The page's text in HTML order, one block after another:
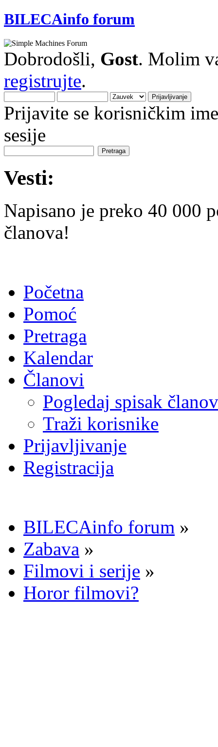
BILECAinfo forum
Dobrodošli, Gost. Molim
registrujte.
Prijavite se korisničkim
sesije
Vesti:
Napisano je preko 40 000
članova!
Početna
Pomoć
Pretraga
Kalendar
Članovi
Pogledaj spisak
Traži korisnike
Prijavljivanje
Registracija
BILECAinfo forum »
Zabava »
Filmovi i serije »
Horor filmovi?